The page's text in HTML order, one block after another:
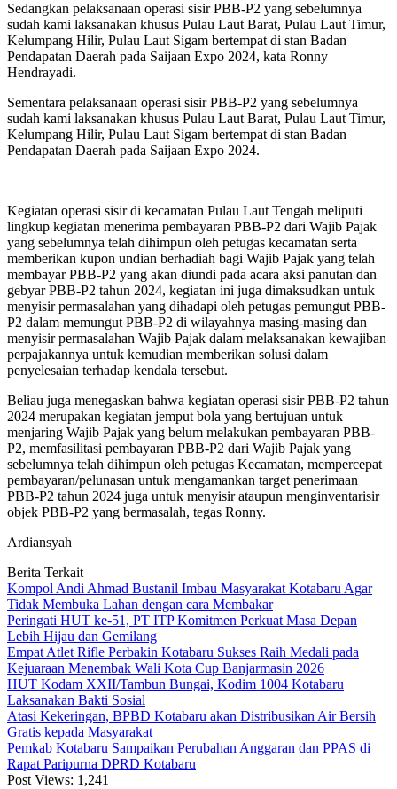
Sedangkan pelaksanaan operasi sisir PBB-P2 yang sebelumnya
sudah kami laksanakan khusus Pulau Laut Barat, Pulau Laut Timur,
Kelumpang Hilir, Pulau Laut Sigam bertempat di stan Badan
Pendapatan Daerah pada Saijaan Expo 2024, kata Ronny
Hendrayadi.
Sementara pelaksanaan operasi sisir PBB-P2 yang sebelumnya
sudah kami laksanakan khusus Pulau Laut Barat, Pulau Laut Timur,
Kelumpang Hilir, Pulau Laut Sigam bertempat di stan Badan
Pendapatan Daerah pada Saijaan Expo 2024.
Kegiatan operasi sisir di kecamatan Pulau Laut Tengah meliputi
lingkup kegiatan menerima pembayaran PBB-P2 dari Wajib Pajak
yang sebelumnya telah dihimpun oleh petugas kecamatan serta
memberikan kupon undian berhadiah bagi Wajib Pajak yang telah
membayar PBB-P2 yang akan diundi pada acara aksi panutan dan
gebyar PBB-P2 tahun 2024, kegiatan ini juga dimaksudkan untuk
menyisir permasalahan yang dihadapi oleh petugas pemungut PBB-
P2 dalam memungut PBB-P2 di wilayahnya masing-masing dan
menyisir permasalahan Wajib Pajak dalam melaksanakan kewajiban
perpajakannya untuk kemudian memberikan solusi dalam
penyelesaian terhadap kendala tersebut.
Beliau juga menegaskan bahwa kegiatan operasi sisir PBB-P2 tahun
2024 merupakan kegiatan jemput bola yang bertujuan untuk
menjaring Wajib Pajak yang belum melakukan pembayaran PBB-
P2, memfasilitasi pembayaran PBB-P2 dari Wajib Pajak yang
sebelumnya telah dihimpun oleh petugas Kecamatan, mempercepat
pembayaran/pelunasan untuk mengamankan target penerimaan
PBB-P2 tahun 2024 juga untuk menyisir ataupun menginventarisir
objek PBB-P2 yang bermasalah, tegas Ronny.
Ardiansyah
Berita Terkait
Kompol Andi Ahmad Bustanil Imbau Masyarakat Kotabaru Agar
Tidak Membuka Lahan dengan cara Membakar
Peringati HUT ke-51, PT ITP Komitmen Perkuat Masa Depan
Lebih Hijau dan Gemilang
Empat Atlet Rifle Perbakin Kotabaru Sukses Raih Medali pada
Kejuaraan Menembak Wali Kota Cup Banjarmasin 2026
HUT Kodam XXII/Tambun Bungai, Kodim 1004 Kotabaru
Laksanakan Bakti Sosial
Atasi Kekeringan, BPBD Kotabaru akan Distribusikan Air Bersih
Gratis kepada Masyarakat
Pemkab Kotabaru Sampaikan Perubahan Anggaran dan PPAS di
Rapat Paripurna DPRD Kotabaru
Post Views: 1,241